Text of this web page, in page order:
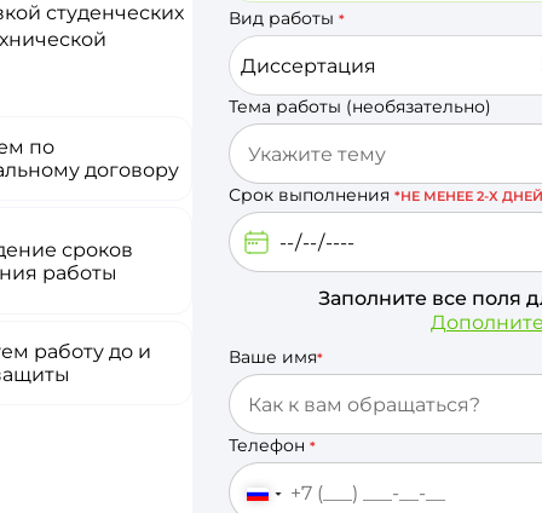
студенческих
по
договору
сроков
работы
работу до и
Вид работы *
Диссертация
Тема работы (необязательно)
Срок выполнения *НЕ МЕНЕЕ 2-Х ДНЕЙ
Заполните все поля
Ваше имя*
Телефон *